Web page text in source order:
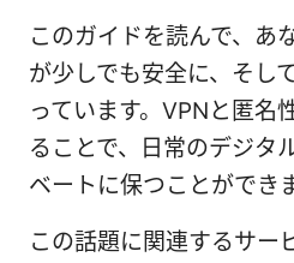
このガイドを読んで、あ
が少しでも安全に、そし
っています。VPNと匿名
ることで、日常のデジタ
ベートに保つことができ
この話題に関連するサー